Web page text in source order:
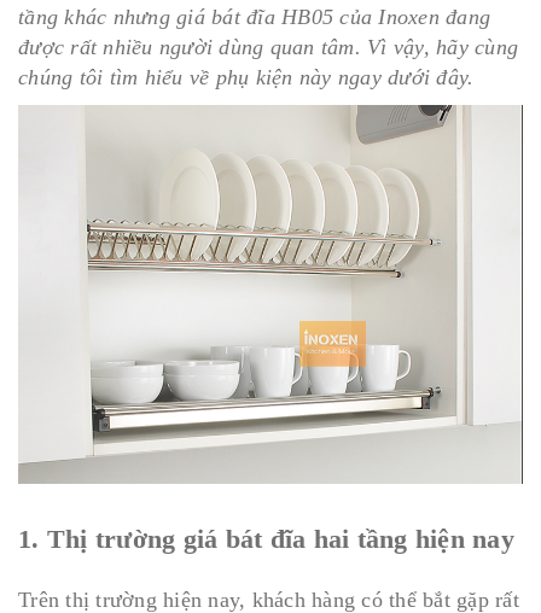
tầng khác nhưng giá bát đĩa HB05 của Inoxen đang
được rất nhiều người dùng quan tâm. Vì vậy, hãy cùng
chúng tôi tìm hiểu về phụ kiện này ngay dưới đây.
1. Thị trường giá bát đĩa hai tầng hiện nay
Trên thị trường hiện nay, khách hàng có thể bắt gặp rất